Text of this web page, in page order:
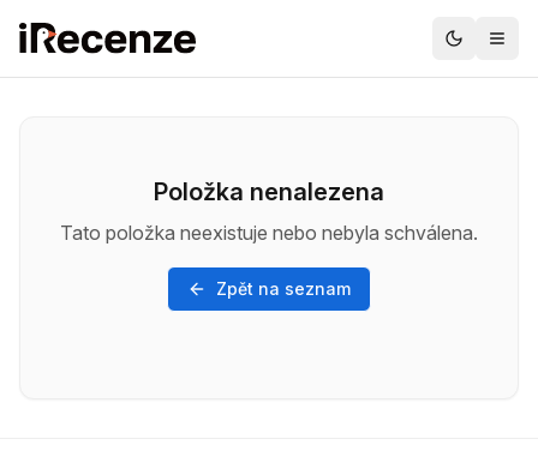
Položka nenalezena
Tato položka neexistuje nebo nebyla schválena.
Zpět na seznam